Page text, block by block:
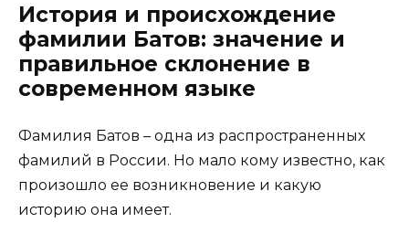
История и происхождение
фамилии Батов: значение и
правильное склонение в
современном языке
Фамилия Батов – одна из распространенных
фамилий в России. Но мало кому известно, как
произошло ее возникновение и какую
историю она имеет.